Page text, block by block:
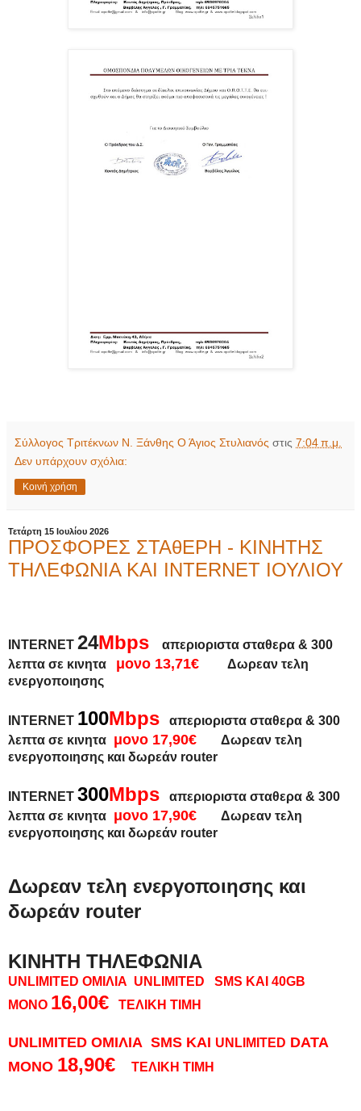
Σύλλογος Τριτέκνων Ν. Ξάνθης Ο Άγιος Στυλιανός στις 7:04 π.μ.
Δεν υπάρχουν σχόλια:
Κοινή χρήση
Τετάρτη 15 Ιουλίου 2026
ΠΡΟΣΦΟΡΕΣ ΣΤΑθΕΡΗ - ΚΙΝΗΤΗΣ
ΤΗΛΕΦΩΝΙΑ ΚΑΙ INTERNET ΙΟΥΛΙΟΥ
INTERNET 24Mbps απεριοριστα σταθερα & 300
λεπτα σε κινητα μονο 13,71€ Δωρεαν τελη
ενεργοποιησης
INTERNET 100Mbps απεριοριστα σταθερα & 300
λεπτα σε κινητα μονο 17,90€ Δωρεαν τελη
ενεργοποιησης και δωρεάν router
INTERNET 300Mbps απεριοριστα σταθερα & 300
λεπτα σε κινητα μονο 17,90€
Δωρεαν τελη
ενεργοποιησης και δωρεάν router
Δωρεαν τελη ενεργοποιησης και
δωρεάν router
ΚΙΝΗΤΗ ΤΗΛΕΦΩΝΙΑ
UNLIMITED ΟΜΙΛΙΑ UNLIMITED SMS ΚΑΙ 40GB
MONO 16,00€ ΤΕΛΙΚΗ ΤΙΜΗ
UNLIMITED ΟΜΙΛΙΑ SMS ΚΑΙ UNLIMITED DATA
MONO 18,90€ ΤΕΛΙΚΗ ΤΙΜΗ